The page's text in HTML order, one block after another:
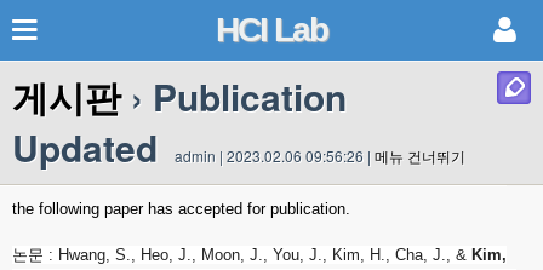
HCI Lab
게시판› Publication
Updated
admin | 2023.02.06 09:56:26 | 메뉴 건너뛰기
the following paper has accepted for publication.
논문 : Hwang, S., Heo, J., Moon, J., You, J., Kim, H., Cha, J., & Kim,